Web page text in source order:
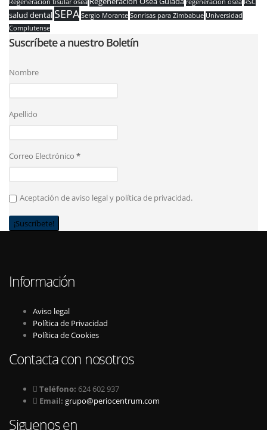
salud dental SEPA Sergio Morante Sonrisas para Zimbabue Universidad
Complutense
Suscríbete a nuestro Boletín
Nombre
Apellido
Correo Electrónico *
Aceptación de aviso legal y política de privacidad.
Información
Aviso legal
Política de Privacidad
Política de Cookies
Contacta con nosotros
Teléfono: 624 602 937
Email: grupo@periocentrum.com
Siguenos en